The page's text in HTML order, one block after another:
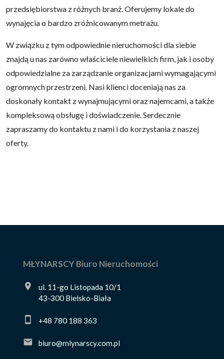
przedsiębiorstwa z różnych branż. Oferujemy lokale do
wynajęcia o bardzo zróżnicowanym metrażu.
W związku z tym odpowiednie nieruchomości dla siebie
znajdą u nas zarówno właściciele niewielkich firm, jak i osoby
odpowiedzialne za zarządzanie organizacjami wymagającymi
ogromnych przestrzeni. Nasi klienci doceniają nas za
doskonały kontakt z wynajmującymi oraz najemcami, a także
kompleksową obsługę i doświadczenie. Serdecznie
zapraszamy do kontaktu z nami i do korzystania z naszej
oferty.
MŁYNARSCY Biuro Nieruchomości
ul. 11-go Listopada 10/1
43-300 Bielsko-Biała
+48 780 188 363
biuro@mlynarscy.com.pl